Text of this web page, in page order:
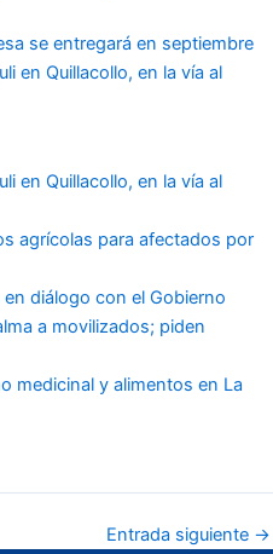
se entregará en septiembre
en Quillacollo, en la vía al
en Quillacollo, en la vía al
agrícolas para afectados por
diálogo con el Gobierno
a movilizados; piden
medicinal y alimentos en La
Entrada siguiente →